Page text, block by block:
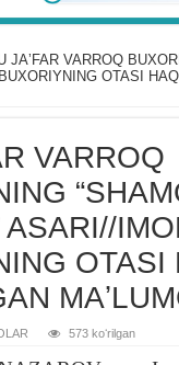
JAʼFAR VARROQ
OTASI
VARROQ
ASARI//
OTASI
573 koʻrilgan